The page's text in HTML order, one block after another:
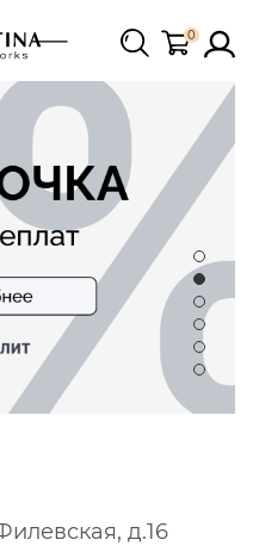
0
д.16